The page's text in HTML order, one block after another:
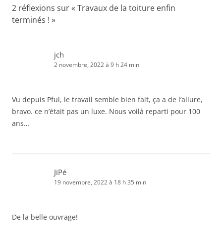
2 réflexions sur « Travaux de la toiture enfin
terminés ! »
jch
2 novembre, 2022 à 9 h 24 min
Vu depuis Pful, le travail semble bien fait, ça a de l’allure,
bravo. ce n’était pas un luxe. Nous voilà reparti pour 100
ans…
JiPé
19 novembre, 2022 à 18 h 35 min
De la belle ouvrage!